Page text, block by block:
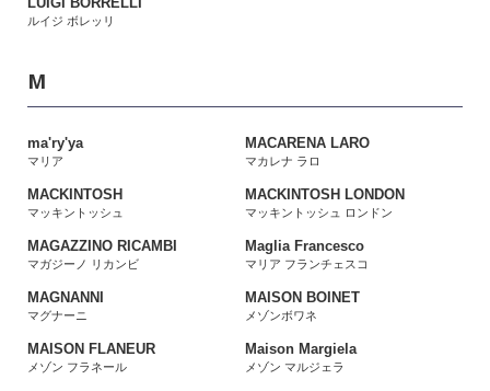
ルイジ ボレッリ
M
ma'ry'ya
マリア
MACARENA LARO
マカレナ ラロ
MACKINTOSH
マッキントッシュ
MACKINTOSH LONDON
マッキントッシュ ロンドン
MAGAZZINO RICAMBI
マガジーノ リカンビ
Maglia Francesco
マリア フランチェスコ
MAGNANNI
マグナーニ
MAISON BOINET
メゾンボワネ
MAISON FLANEUR
メゾン フラネール
Maison Margiela
メゾン マルジェラ